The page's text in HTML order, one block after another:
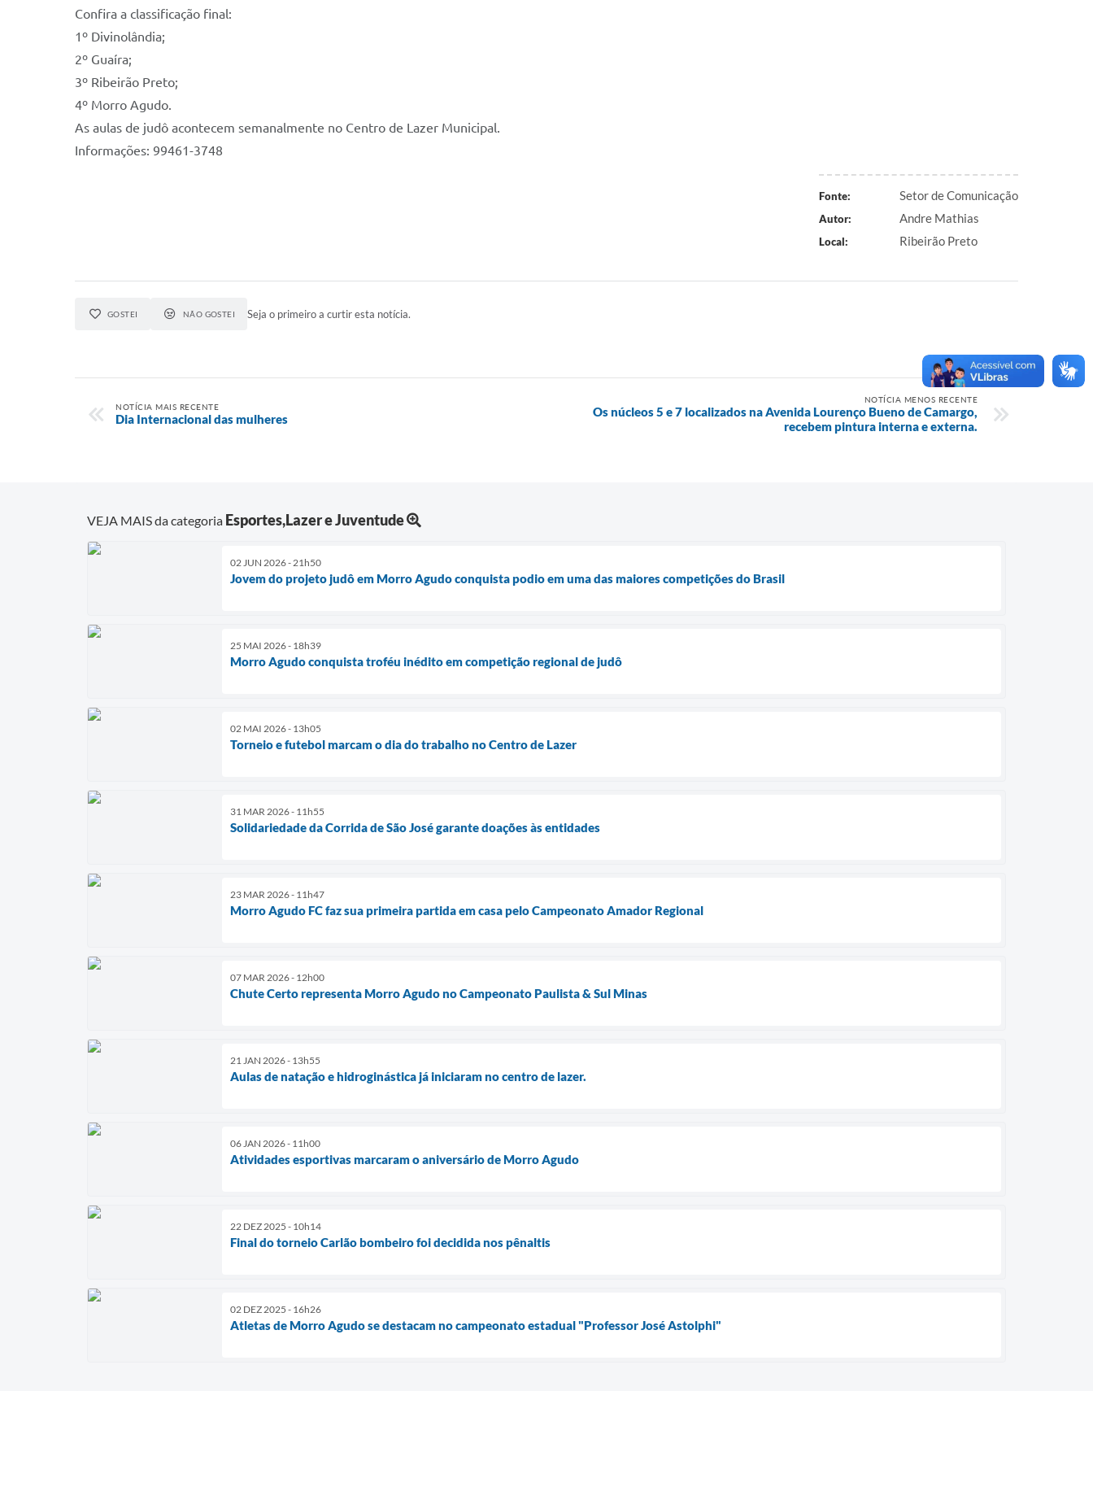
Confira a classificação final:
1º Divinolândia;
2º Guaíra;
3º Ribeirão Preto;
4º Morro Agudo.
As aulas de judô acontecem semanalmente no Centro de Lazer Municipal.
Informações: 99461-3748
Fonte: Setor de Comunicação
Autor: Andre Mathias
Local: Ribeirão Preto
GOSTEI NÃO GOSTEI Seja o primeiro a curtir esta notícia.
NOTÍCIA MAIS RECENTE
Dia Internacional das mulheres
NOTÍCIA MENOS RECENTE
Os núcleos 5 e 7 localizados na Avenida Lourenço Bueno de Camargo,
recebem pintura interna e externa.
VEJA MAIS da categoria Esportes,Lazer e Juventude
02 JUN 2026 - 21h50
Jovem do projeto judô em Morro Agudo conquista podio em uma das maiores competições do Brasil
25 MAI 2026 - 18h39
Morro Agudo conquista troféu inédito em competição regional de judô
02 MAI 2026 - 13h05
Torneio e futebol marcam o dia do trabalho no Centro de Lazer
31 MAR 2026 - 11h55
Solidariedade da Corrida de São José garante doações às entidades
23 MAR 2026 - 11h47
Morro Agudo FC faz sua primeira partida em casa pelo Campeonato Amador Regional
07 MAR 2026 - 12h00
Chute Certo representa Morro Agudo no Campeonato Paulista & Sul Minas
21 JAN 2026 - 13h55
Aulas de natação e hidroginástica já iniciaram no centro de lazer.
06 JAN 2026 - 11h00
Atividades esportivas marcaram o aniversário de Morro Agudo
22 DEZ 2025 - 10h14
Final do torneio Carlão bombeiro foi decidida nos pênaltis
02 DEZ 2025 - 16h26
Atletas de Morro Agudo se destacam no campeonato estadual "Professor José Astolphi"